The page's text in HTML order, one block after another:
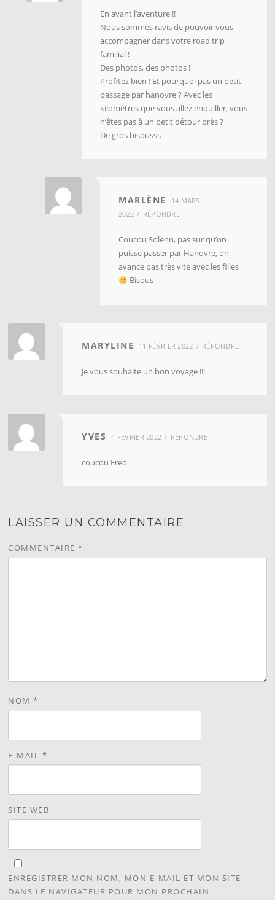
En avant l’aventure !!
Nous sommes ravis de pouvoir vous
accompagner dans votre road trip
familial !
Des photos, des photos !
Profitez bien ! Et pourquoi pas un petit
passage par hanovre ? Avec les
kilomètres que vous allez enquiller, vous
n’êtes pas à un petit détour près ?
De gros bisousss
MARLÈNE
14 MARS
2022
RÉPONDRE
Coucou Solenn, pas sur qu’on
puisse passer par Hanovre, on
avance pas très vite avec les filles
Bisous
MARYLINE 11 FÉVRIER 2022 RÉPONDRE
Je vous souhaite un bon voyage !!!
YVES 4 FÉVRIER 2022 RÉPONDRE
coucou Fred
LAISSER UN COMMENTAIRE
COMMENTAIRE*
NOM*
E-MAIL *
SITE WEB
ENREGISTRER MON NOM, MON E-MAIL ET MON SITE
DANS LE NAVIGATEUR POUR MON PROCHAIN